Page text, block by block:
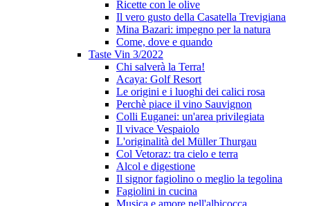
Ricette con le olive
Il vero gusto della Casatella Trevigiana
Mina Bazari: impegno per la natura
Come, dove e quando
Taste Vin 3/2022
Chi salverà la Terra!
Acaya: Golf Resort
Le origini e i luoghi dei calici rosa
Perchè piace il vino Sauvignon
Colli Euganei: un'area privilegiata
Il vivace Vespaiolo
L'originalità del Müller Thurgau
Col Vetoraz: tra cielo e terra
Alcol e digestione
Il signor fagiolino o meglio la tegolina
Fagiolini in cucina
Musica e amore nell'albicocca